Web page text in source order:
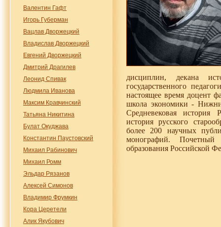
Валентин Гафт
Игорь Губерман
Вацлав Дворжецкий
Владислав Дворжецкий
Евгений Дворжецкий
Дмитрий Драгилев
Леонид Спивак
Людмила Иванова
Максим Кравчинский
Татьяна Никитина
Булат Окуджава
Константин Паустовский
Михаил Рабинович
Михаил Ромм
Эльдар Рязанов
Алексей Симонов
Владимир Фрумкин
Кора Церетели
Алик Якубович
дисциплин, декана
государственного
настоящее время доцент
школа экономики -
Средневековая история
история русского
более 200 научных
монографий. Почетный
образования Российской